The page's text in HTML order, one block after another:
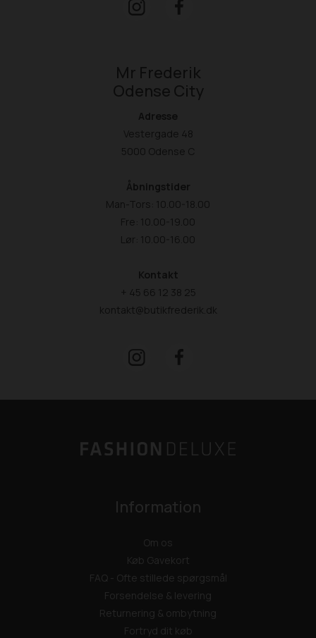
Mr Frederik
Odense City
Adresse
Vestergade 48
5000 Odense C
Åbningstider
Man-Tors: 10.00-18.00
Fre: 10.00-19.00
Lør: 10.00-16.00
Kontakt
+ 45 66 12 38 25
kontakt@butikfrederik.dk
Information
Om os
Køb Gavekort
FAQ - Ofte stillede spørgsmål
Forsendelse & levering
Returnering & ombytning
Fortryd dit køb